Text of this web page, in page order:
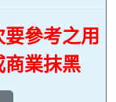
參考之用
業抹黑